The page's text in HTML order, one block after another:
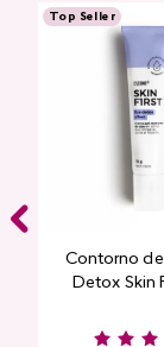
Top Seller
Contorno de
Detox Skin